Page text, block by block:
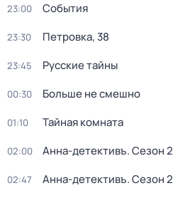
23:00 События
23:30 Петровка, 38
23:45 Русские тайны
00:30 Больше не смешно
01:10 Тайная комната
02:00 Анна-детективъ. Сезон 2
02:47 Анна-детективъ. Сезон 2